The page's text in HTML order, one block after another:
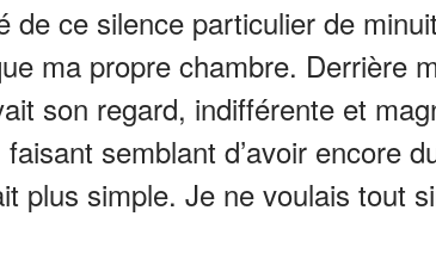
de ce silence particulier de
ma propre chambre. Derrière
son regard, indifférente et
semblant d’avoir encore
plus simple. Je ne voulais tout